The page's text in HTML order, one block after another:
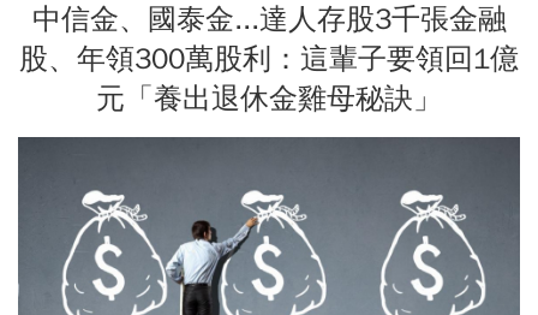
中信金、國泰金...達人存股3千張金融
股、年領300萬股利：這輩子要領回1億
元「養出退休金雞母秘訣」